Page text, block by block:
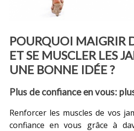
POURQUOI MAIGRIR
ET SE MUSCLER LES
UNE BONNE IDÉE ?
Plus de confiance en vous:
Renforcer les muscles de vos
confiance en vous grâce à